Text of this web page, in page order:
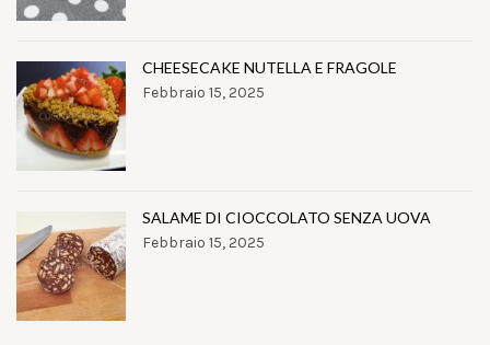
CHEESECAKE NUTELLA E FRAGOLE
Febbraio 15, 2025
SALAME DI CIOCCOLATO SENZA UOVA
Febbraio 15, 2025